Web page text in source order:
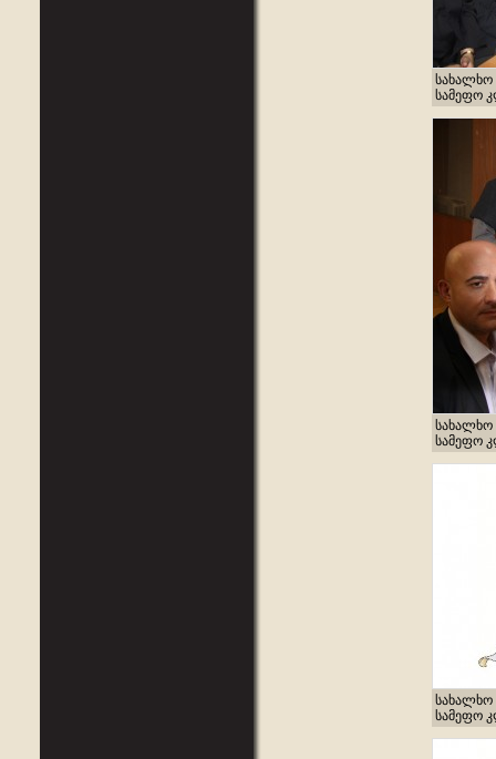
სახალხო
სამეფო
სახალხო
სამეფო
სახალხო
სამეფო